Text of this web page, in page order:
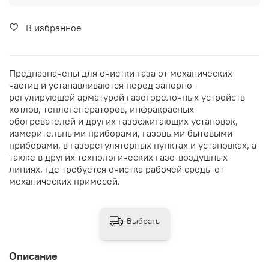
В избранное
Предназначены для очистки газа от механических
частиц и устанавливаются перед запорно-
регулирующей арматурой газогорелочных устройств
котлов, теплогенераторов, инфракрасных
обогревателей и других газосжигающих установок,
измерительными приборами, газовыми бытовыми
приборами, в газорегуляторных пунктах и установках, а
также в других технологических газо-воздушных
линиях, где требуется очистка рабочей среды от
механических примесей.
Описание
Выбрать